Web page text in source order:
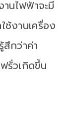
านไฟฟ้าจะมี
งานเครื่อง
กว่าค่า
รั่วเกิดขึ้น